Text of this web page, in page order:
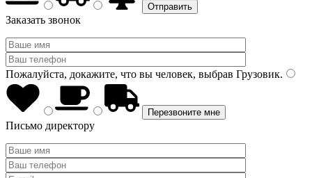
Заказать звонок
Пожалуйста, докажите, что вы человек, выбрав Грузовик.
Письмо директору